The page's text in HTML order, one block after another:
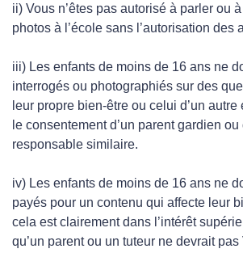
ii) Vous n’êtes pas autorisé à parler ou
photos à l’école sans l’autorisation des
iii) Les enfants de moins de 16 ans ne
interrogés ou photographiés sur des
leur propre bien-être ou celui d’un
le consentement d’un parent gardien ou
responsable similaire.
iv) Les enfants de moins de 16 ans ne
payés pour un contenu qui affecte leur
cela est clairement dans l’intérêt
qu’un parent ou un tuteur ne devrait